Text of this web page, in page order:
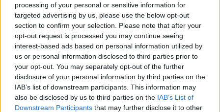
processing of your personal or sensitive information for
targeted advertising by us, please use the below opt-out
section to confirm your selection. Please note that after your
opt-out request is processed you may continue seeing
interest-based ads based on personal information utilized by
us or personal information disclosed to third parties prior to
your opt-out. You may separately opt-out of the further
disclosure of your personal information by third parties on the
IAB’s list of downstream participants. This information may
also be disclosed by us to third parties on the IAB’s List of
Downstream Participants that may further disclose it to other
nemzetközi, illetve hazai fellépést biztosítva hazánk
kiemelkedő fiatal tehetségeinek
A december 2-án fellépő fiatalok közül Kádár Viktória
tanárával, Balázs Jánossal több haza esemény mellett
Brüsszelben is adott már koncertet. Ungár Cecília a fertődi
Cziffra-napokon és Londonban is bemutatkozhatott a
Cziffra 100 szervezésében. Molnár Ibolyka, Zhou Jiale és